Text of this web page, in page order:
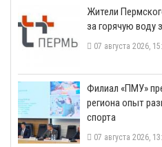
​Жители
за горячую воду
07 августа 2026,
​Филиал «ПМУ»
региона опыт
спорта
07 августа 2026,